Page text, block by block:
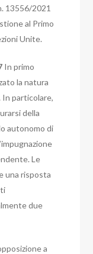
13556/2021
al Primo
Unite.
In primo
la natura
In particolare,
della
autonomo di
Le
una risposta
due
a